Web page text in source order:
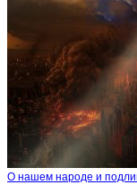
О нашем народе и